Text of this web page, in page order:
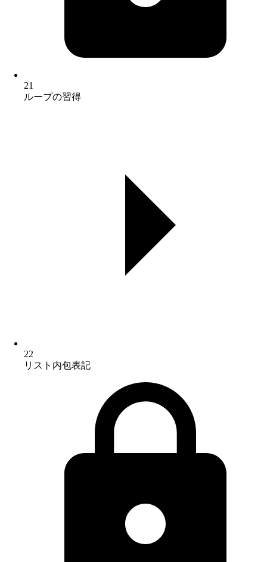
21
ループの習得
22
リスト内包表記